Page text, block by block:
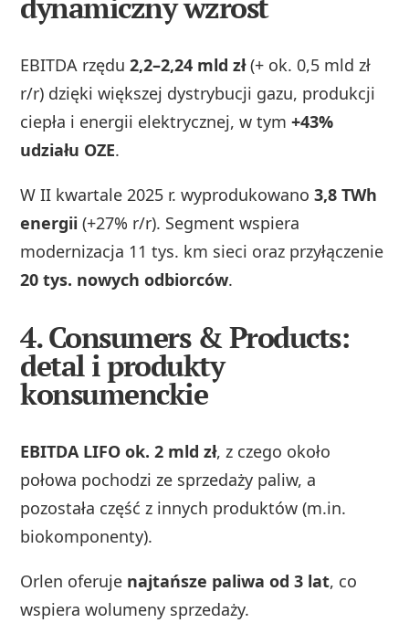
EBITDA rzędu2,2–2,24 mld zł(+ ok. 0,5 mld zł
r/r) dzięki większej dystrybucji gazu, produkcji
ciepła i energii elektrycznej, w tym+43%
udziału OZE.
W II kwartale 2025 r. wyprodukowano3,8 TWh
energii (+27% r/r). Segment wspiera
modernizacja 11 tys. km sieci oraz przyłączenie
20 tys. nowych odbiorców.
4.Consumers & Products:
detal i produkty
konsumenckie
EBITDA LIFO ok. 2 mld zł, z czego około
połowa pochodzi ze sprzedaży paliw, a
pozostała część z innych produktów (m.in.
biokomponenty).
Orlen oferuje najtańsze paliwa od 3 lat, co
wspiera wolumeny sprzedaży.